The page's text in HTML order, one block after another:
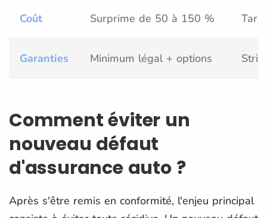
Coût Surprime de 50 à 150 % Tarif
Garanties Minimum légal + options
Comment éviter un
nouveau défaut
d'assurance auto ?
Après s'être remis en conformité, l'enjeu principal